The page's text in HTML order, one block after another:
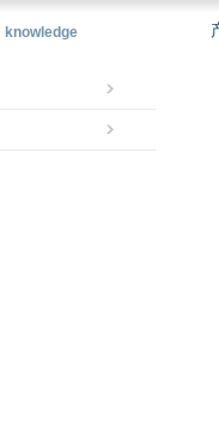
knowledge